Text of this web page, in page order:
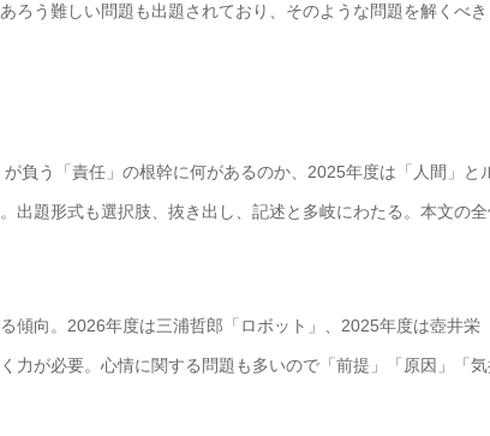
ろう難しい問題も出題されており、そのような問題を解くべき
負う「責任」の根幹に何があるのか、2025年度は「人間」と
出題形式も選択肢、抜き出し、記述と多岐にわたる。本文の
傾向。2026年度は三浦哲郎「ロボット」、2025年度は壺井栄
力が必要。心情に関する問題も多いので「前提」「原因」「